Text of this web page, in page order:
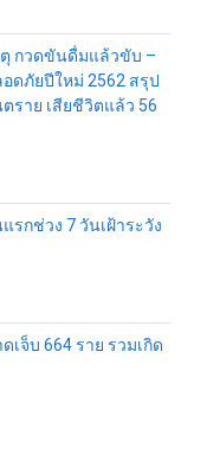
กวดขันดื่มแล้วขับ –
ดภัยปีใหม่ 2562 สรุป
ราย เสียชีวิตแล้ว 56
รกช่วง 7 วันเฝ้าระวัง
เจ็บ 664 ราย รวมเกิด